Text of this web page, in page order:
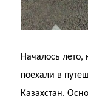
Началось лето,
поехали в
Казахстан.